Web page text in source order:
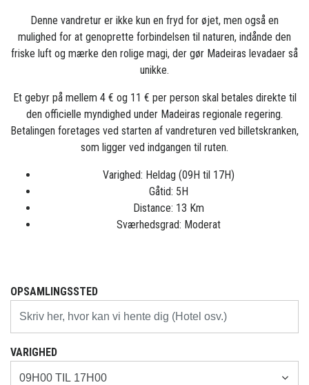
Denne vandretur er ikke kun en fryd for øjet, men også en
mulighed for at genoprette forbindelsen til naturen, indånde den
friske luft og mærke den rolige magi, der gør Madeiras levadaer så
unikke.
Et gebyr på mellem 4 € og 11 € per person skal betales direkte til
den officielle myndighed under Madeiras regionale regering.
Betalingen foretages ved starten af vandreturen ved billetskranken,
som ligger ved indgangen til ruten.
Varighed: Heldag (09H til 17H)
Gåtid: 5H
Distance: 13 Km
Sværhedsgrad: Moderat
OPSAMLINGSSTED
VARIGHED